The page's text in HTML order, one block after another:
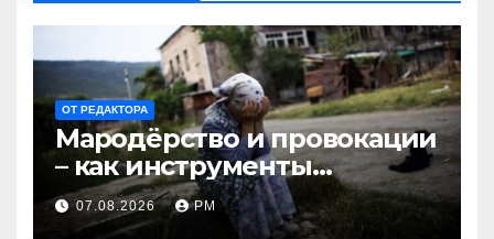
ОТ РЕДАКТОРА
Мародёрство и провокации
– как инструменты
современной политики
России
07.08.2026 РМ